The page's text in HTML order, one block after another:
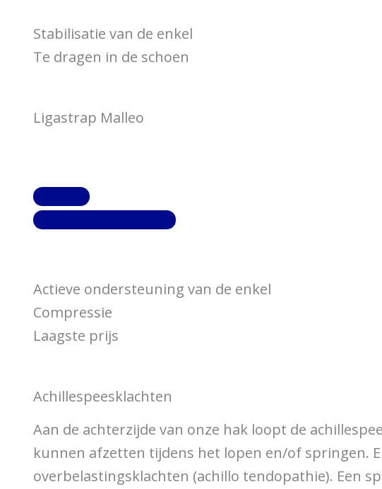
Stabilisatie van de enkel
Te dragen in de schoen
Ligastrap Malleo
Koop nu
Bekijk productpagina
Actieve ondersteuning van de enkel
Compressie
Laagste prijs
Achillespeesklachten
Aan de achterzijde van onze hak loopt de
kunnen afzetten tijdens het lopen en/of springen.
overbelastingsklachten (achillo tendopathie). Een